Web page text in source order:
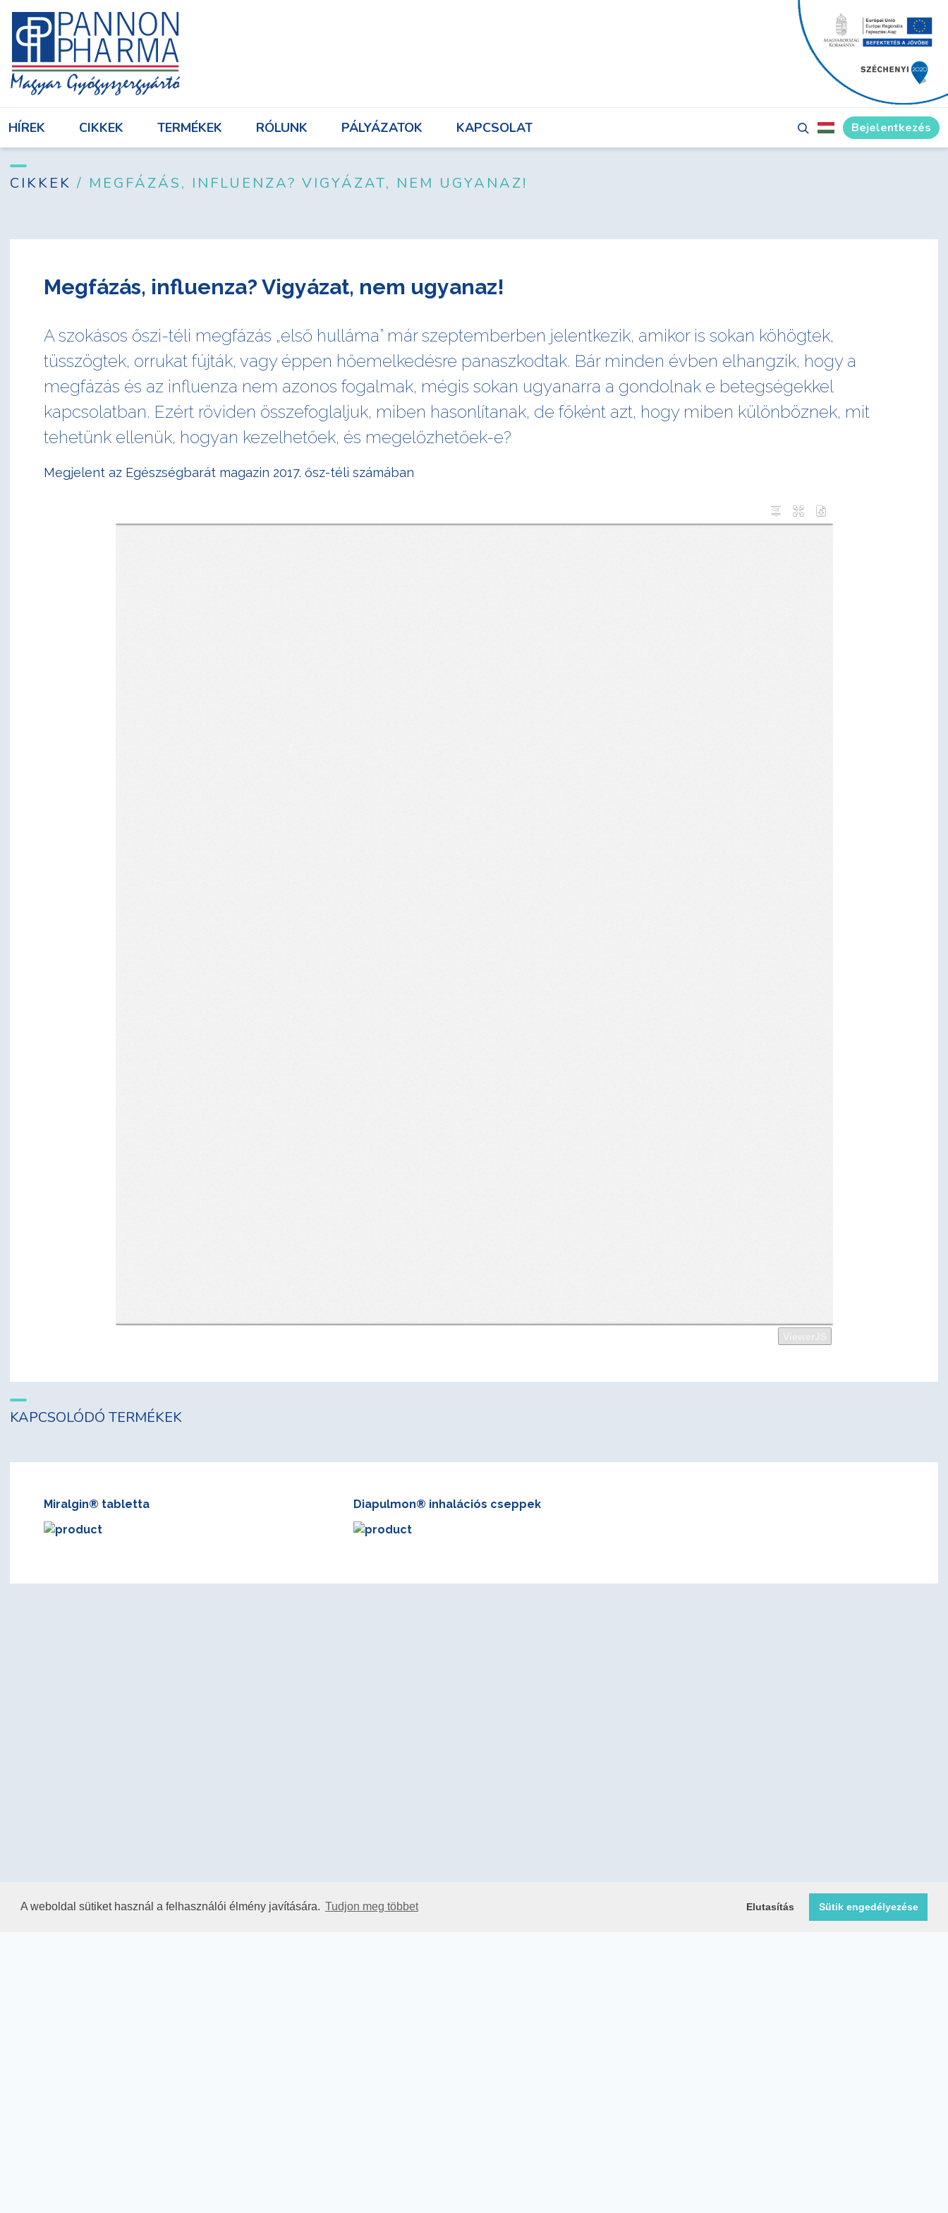
A weboldal sütiket használ a felhasználói élmény javítására. Tudjon meg többet Elutasítás Sütik engedélyezése
HÍREK CIKKEK
HÍREK CIKKEK TERMÉKEK RÓLUNK PÁLYÁZATOK KAPCSOLAT Bejelentkezés
CIKKEK/ MEGFÁZÁS, INFLUENZA? VIGYÁZAT, NEM UGYANAZ!
Megfázás, influenza? Vigyázat, nem ugyanaz!
A szokásos őszi-téli megfázás „első hulláma” már szeptemberben jelentkezik, amikor is sokan köhögtek,
tüsszögtek, orrukat fújták, vagy éppen hőemelkedésre panaszkodtak. Bár minden évben elhangzik, hogy a
megfázás és az influenza nem azonos fogalmak, mégis sokan ugyanarra a gondolnak e betegségekkel
kapcsolatban. Ezért röviden összefoglaljuk, miben hasonlítanak, de főként azt, hogy miben különböznek, mit
tehetünk ellenük, hogyan kezelhetőek, és megelőzhetőek-e?
Megjelent az Egészségbarát magazin 2017. ősz-téli számában
KAPCSOLÓDÓ TERMÉKEK
Miralgin® tabletta Diapulmon® inhalációs cseppek